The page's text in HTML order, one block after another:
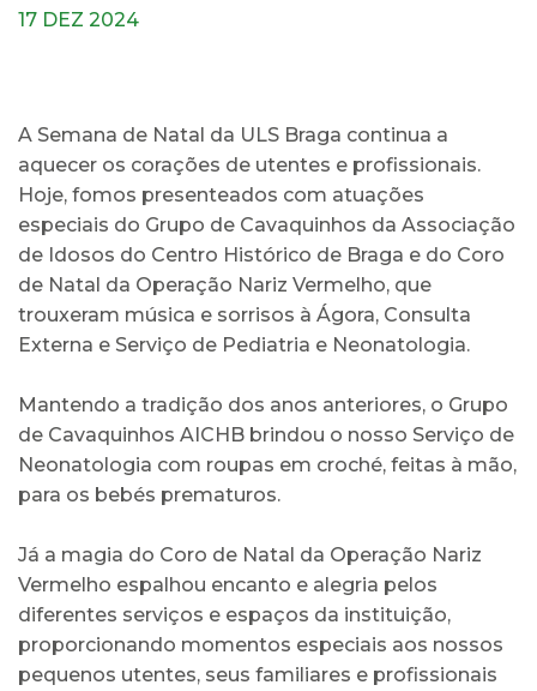
17 DEZ 2024
A Semana de Natal da ULS Braga continua a
aquecer os corações de utentes e profissionais.
Hoje, fomos presenteados com atuações
especiais do Grupo de Cavaquinhos da Associação
de Idosos do Centro Histórico de Braga e do Coro
de Natal da Operação Nariz Vermelho, que
trouxeram música e sorrisos à Ágora, Consulta
Externa e Serviço de Pediatria e Neonatologia.
Mantendo a tradição dos anos anteriores, o Grupo
de Cavaquinhos AICHB brindou o nosso Serviço de
Neonatologia com roupas em croché, feitas à mão,
para os bebés prematuros.
Já a magia do Coro de Natal da Operação Nariz
Vermelho espalhou encanto e alegria pelos
diferentes serviços e espaços da instituição,
proporcionando momentos especiais aos nossos
pequenos utentes, seus familiares e profissionais